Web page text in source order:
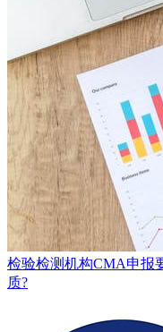
检验检测机构CMA申报
质?